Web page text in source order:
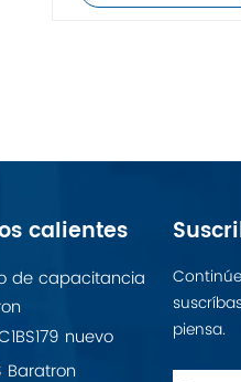
calientes
de capacitancia
nuevo
Baratron
piensa.